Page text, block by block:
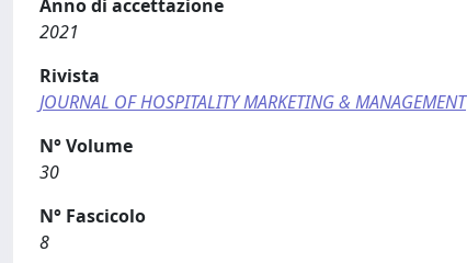
Anno di accettazione
2021
Rivista
JOURNAL OF HOSPITALITY MARKETING & MANAGEMENT
N° Volume
30
N° Fascicolo
8